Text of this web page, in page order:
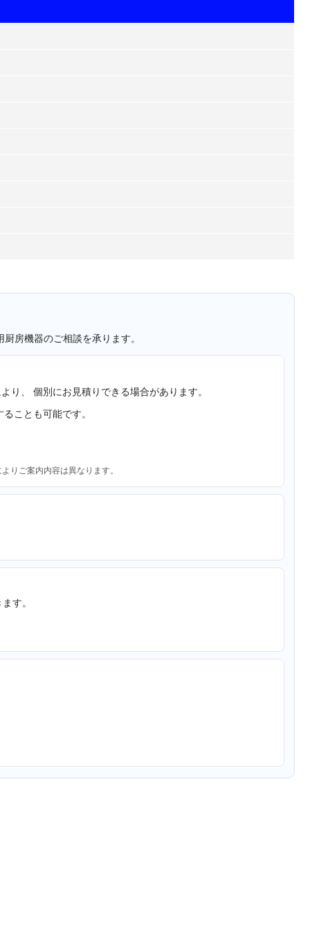
房機器のご相談を承ります。
り、 個別にお見積りできる場合があります。
ことも可能です。
りご案内内容は異なります。
す。